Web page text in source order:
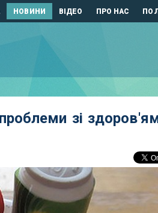
НОВИНИ ВІДЕО ПРО НАС
зі